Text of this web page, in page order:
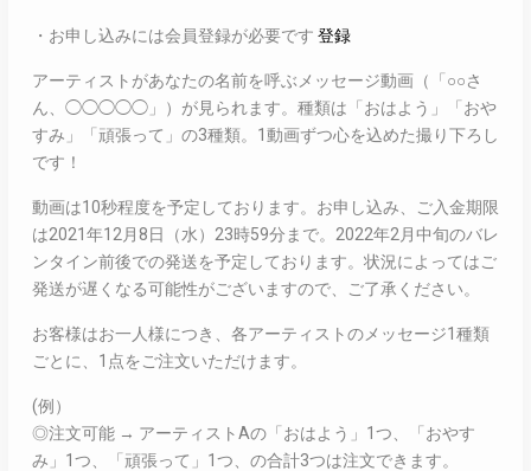
・お申し込みには会員登録が必要です 登録
アーティストがあなたの名前を呼ぶメッセージ動画（「○○さ
ん、◯◯◯◯◯」）が見られます。種類は「おはよう」「おや
すみ」「頑張って」の3種類。1動画ずつ心を込めた撮り下ろし
です！
動画は10秒程度を予定しております。お申し込み、ご入金期限
は2021年12月8日（水）23時59分まで。2022年2月中旬のバレ
ンタイン前後での発送を予定しております。状況によってはご
発送が遅くなる可能性がございますので、ご了承ください。
お客様はお一人様につき、各アーティストのメッセージ1種類
ごとに、1点をご注文いただけます。
(例）
◎注文可能 → アーティストAの「おはよう」1つ、「おやす
み」1つ、「頑張って」1つ、の合計3つは注文できます。